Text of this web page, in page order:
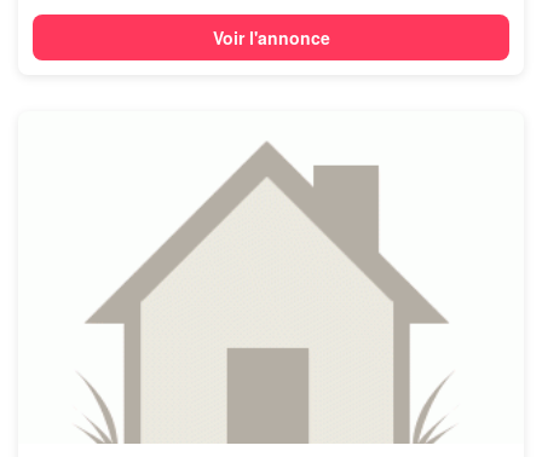
Voir l'annonce